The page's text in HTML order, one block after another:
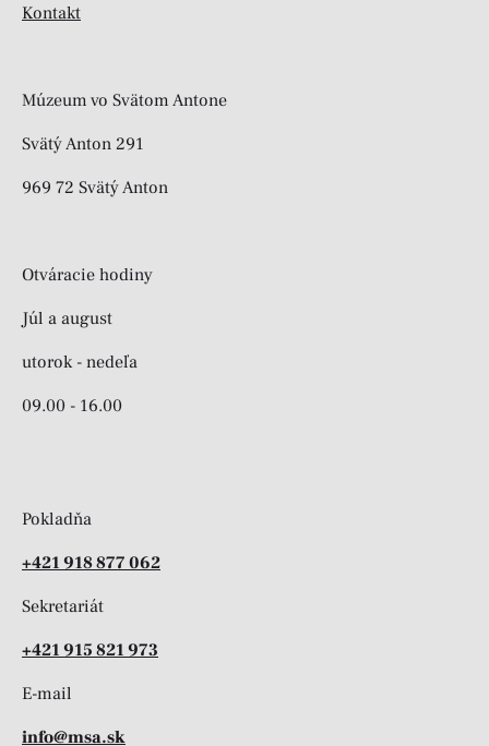
Kontakt
Múzeum vo Svätom Antone
Svätý Anton 291
969 72 Svätý Anton
Otváracie hodiny
Júl a august
utorok - nedeľa
09.00 - 16.00
Pokladňa
+421 918 877 062
Sekretariát
+421 915 821 973
E-mail
info@msa.sk